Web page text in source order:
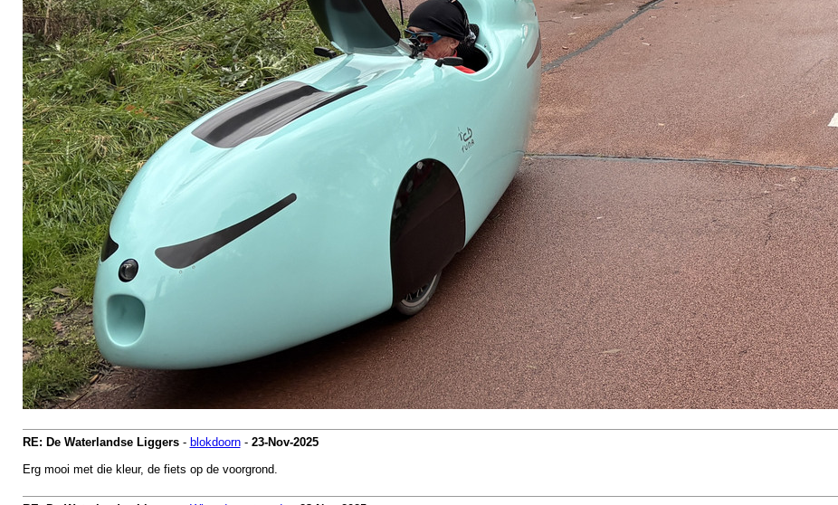
RE: De Waterlandse Liggers- blokdoorn- 23-Nov-2025
Erg mooi met die kleur, de fiets op de voorgrond.